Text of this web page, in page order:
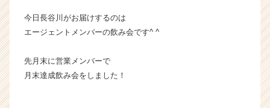
就
サ
ト
チ
今日長谷川がお届けするのは
エージェントメンバーの飲み会です^ ^
先月末に営業メンバーで
月末達成飲み会をしました！